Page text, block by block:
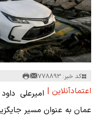
کد خبر: 778893
اعتمادآنلاین | امیرعلی
عمان به عنوان مسیر